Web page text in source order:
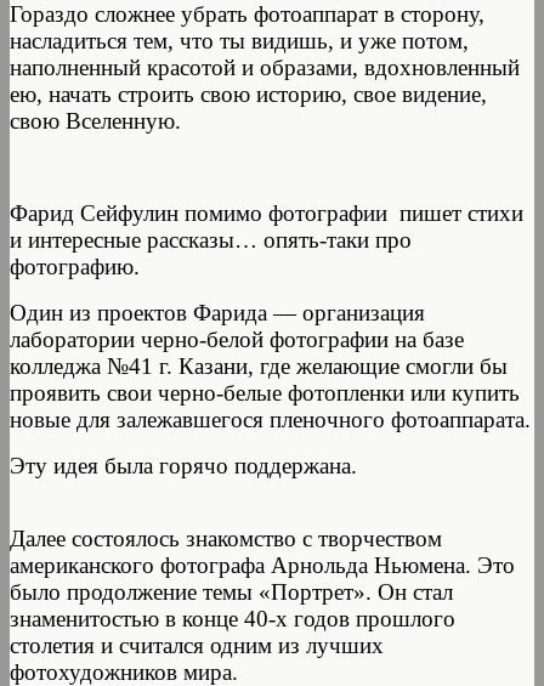
Гораздо сложнее убрать фотоаппарат в сторону,
насладиться тем, что ты видишь, и уже потом,
наполненный красотой и образами, вдохновленный
ею, начать строить свою историю, свое видение,
свою Вселенную.
Фарид Сейфулин помимо фотографии пишет стихи
и интересные рассказы… опять-таки про
фотографию.
Один из проектов Фарида — организация
лаборатории черно-белой фотографии на базе
колледжа №41 г. Казани, где желающие смогли бы
проявить свои черно-белые фотопленки или купить
новые для залежавшегося пленочного фотоаппарата.
Эту идея была горячо поддержана.
Далее состоялось знакомство с творчеством
американского фотографа Арнольда Ньюмена. Это
было продолжение темы «Портрет». Он стал
знаменитостью в конце 40-х годов прошлого
столетия и считался одним из лучших
фотохудожников мира.